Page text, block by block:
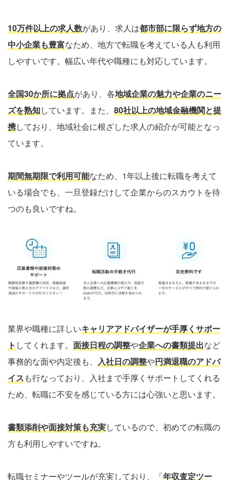
10万件以上の求人数があり、求人は都市部に限らず地方の
中小企業も豊富なため、地方で転職を考えている人も利用
しやすいです。幅広い年代や職種にも対応しています。
全国30か所に拠点があり、各地域企業の魅力や企業のニー
ズを熟知しています。また、 80社以上の地域金融機関と提
携しており、地域社会に根ざした求人の紹介が可能となっ
ています。
期間無期限で利用可能なため、1年以上後に転職を考えて
いる場合でも、一旦登録だけして企業からのスカウトを待
つのも良いですね。
業界や職種に詳しいキャリアアドバイザーが手厚くサポー
ト してくれます。 面接日程の調整や企業への書類提出など
事務的な面や内定後も、 入社日の調整や円満退職のアドバ
イスも行なっており、入社まで手厚くサポートしてくれる
ため、転職に不安を感じている方には心強いと思います。
書類添削や面接対策も充実しているので、初めての転職の
方も利用しやすいですね。
転職セミナーやツールが充実しており、「年収査定ツー